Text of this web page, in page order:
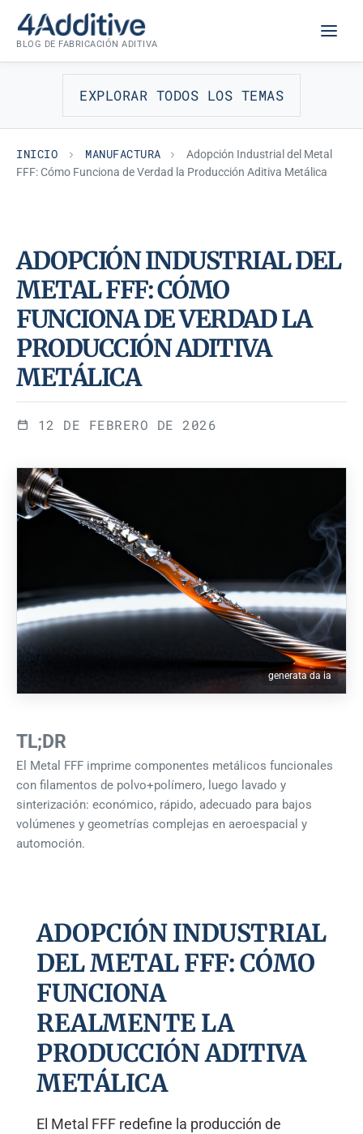
contenido
BLOG DE FABRICACIÓN ADITIVA
EXPLORAR TODOS LOS TEMAS
INICIO MANUFACTURA
Adopción Industrial del Metal
FFF: Cómo Funciona de Verdad la Producción Aditiva Metálica
MANUFACTURA
ADOPCIÓN INDUSTRIAL DEL
METAL FFF: CÓMO
FUNCIONA DE VERDAD LA
PRODUCCIÓN ADITIVA
METÁLICA
12 DE FEBRERO DE 2026
generata da ia
TL;DR
El Metal FFF imprime componentes metálicos funcionales
con filamentos de polvo+polímero, luego lavado y
sinterización: económico, rápido, adecuado para bajos
volúmenes y geometrías complejas en aeroespacial y
automoción.
ADOPCIÓN INDUSTRIAL
DEL METAL FFF: CÓMO
FUNCIONA
REALMENTE LA
PRODUCCIÓN ADITIVA
METÁLICA
El Metal FFF redefine la producción de